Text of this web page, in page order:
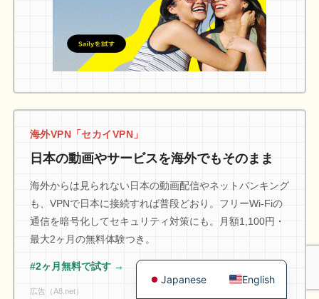
海外VPN「セカイVPN」
日本の動画やサービスを海外でもそのまま
海外からは見られない日本の動画配信やネットバンキング
も、VPNで日本に接続すれば普段どおり。フリーWi-Fiの
通信を暗号化してセキュリティ対策にも。月額1,100円・
最大2ヶ月の無料体験つき。
#2ヶ月無料で試す →
広告（A8.net）
Japanese English